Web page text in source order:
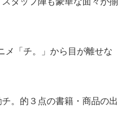
メ「チ。」から目が離せな
。的３点の書籍・商品の出